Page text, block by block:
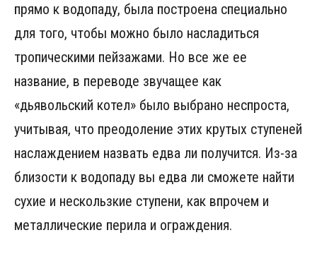
прямо к водопаду, была построена специально
для того, чтобы можно было насладиться
тропическими пейзажами. Но все же ее
название, в переводе звучащее как
«дьявольский котел» было выбрано неспроста,
учитывая, что преодоление этих крутых ступеней
наслаждением назвать едва ли получится. Из-за
близости к водопаду вы едва ли сможете найти
сухие и нескользкие ступени, как впрочем и
металлические перила и ограждения.